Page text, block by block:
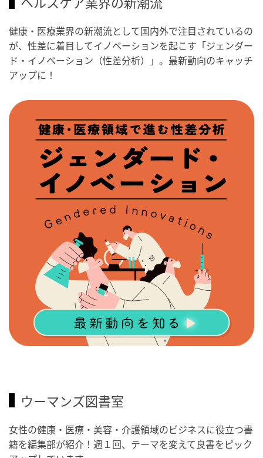
健康・医療業界の新潮流として国内外で注目されているの
が、性差に着目してイノベーションを起こす「ジェンダー
ド・イノベーション（性差分析）」。最新動向のキャッチ
アップに！
ウーマンズ図書室
女性の健康・医療・美容・介護領域のビジネスに役立つ書
籍を編集部が紹介！週１回、テーマを変えて良書をピック